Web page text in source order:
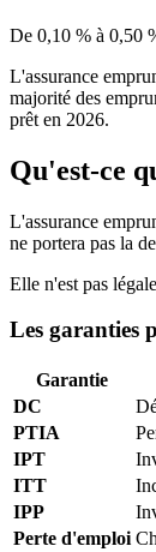
De 0,10 % à 0,50
L'assurance
majorité des
prêt en 2026.
Qu'est-ce
L'assurance
ne portera pas la
Elle n'est pas
Les garanties
Garantie
DC
PTIA
IPT
ITT
IPP
Perte d'emploi